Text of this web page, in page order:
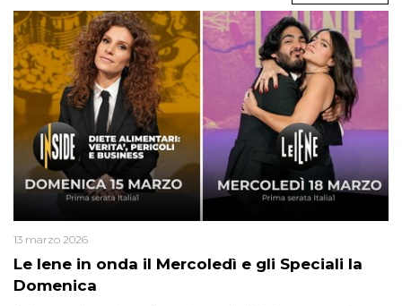
Le Iene in onda il Mercoledì e gli Speciali la
Domenica
13 marzo 2026